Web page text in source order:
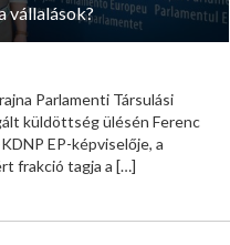
vállalások?
Parlamenti Társulási
küldöttség ülésén Ferenc
EP-képviselője, a
frakció tagja a […]